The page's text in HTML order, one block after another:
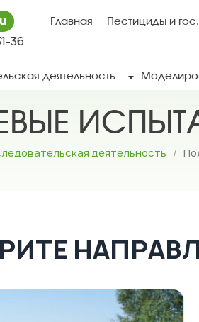
Главная Пестициды и
36
деятельность
деятельность /